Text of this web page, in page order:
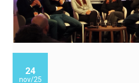
24
nov/25